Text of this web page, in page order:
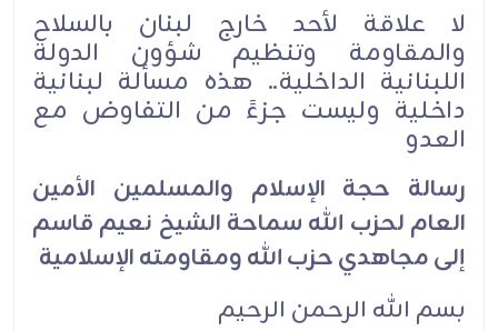
لا علاقة لأحد خارج لبنان بالسلاح
والمقاومة وتنظيم شؤون الدولة
اللبنانية الداخلية.. هذه مسألة لبنانية
داخلية وليست جزءً من التفاوض مع
العدو
رسالة حجة الإسلام والمسلمين الأمين
العام لحزب الله سماحة الشيخ نعيم قاسم
إلى مجاهدي حزب الله ومقاومته الإسلامية
بسم الله الرحمن الرحيم